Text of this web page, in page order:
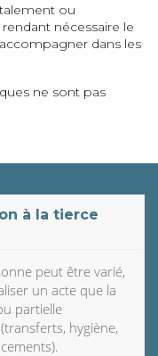
ou
nécessaire le
dans les
ne sont pas
à la tierce
peut être varié,
un acte que la
partielle
hygiène,